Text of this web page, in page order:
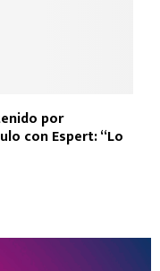
por
con Espert: “Lo